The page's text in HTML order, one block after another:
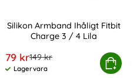
Silikon Armband Ihåligt Fitbit
Charge 3 / 4 Lila
rea pris
79 krtidigare pris
149 kr
Tillgänglighet:
Lagervara
Köp
Silikon Armband Ihåligt